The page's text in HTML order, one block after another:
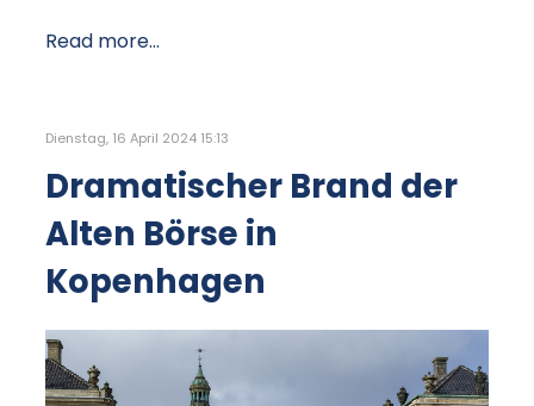
Read more...
Dienstag, 16 April 2024 15:13
Dramatischer Brand der
Alten Börse in
Kopenhagen